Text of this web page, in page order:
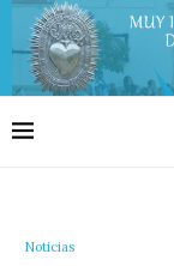
Noticias